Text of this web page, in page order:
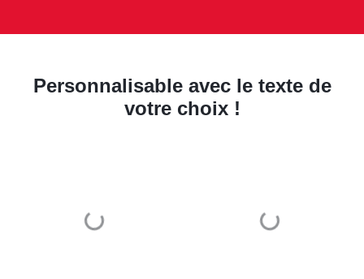
Personnalisable avec le texte de
votre choix !